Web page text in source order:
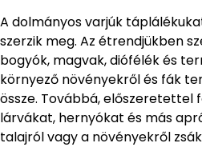
A dolmányos varjúk
szerzik meg. Az étrendjükben
bogyók, magvak, diófélék és
környező növényekről és fák
össze. Továbbá, előszeretettel
lárvákat, hernyókat és más
talajról vagy a növényekről